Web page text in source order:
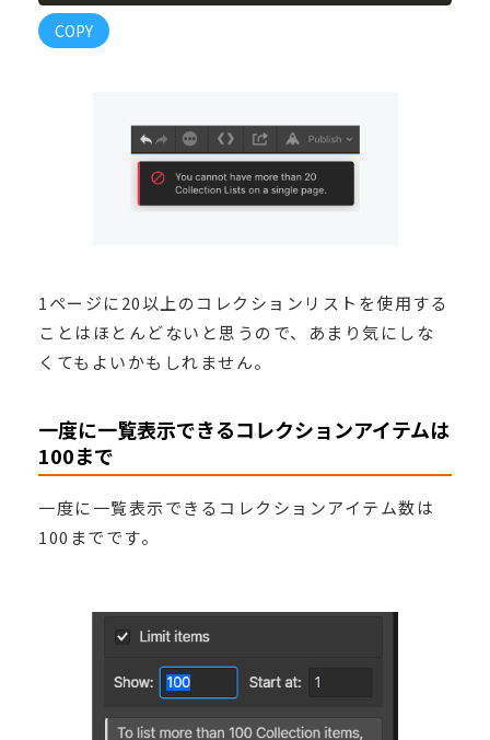
COPY
1ページに20以上のコレクションリストを使用する
ことはほとんどないと思うので、あまり気にしな
くてもよいかもしれません。
一度に一覧表示できるコレクションアイテムは
100まで
一度に一覧表示できるコレクションアイテム数は
100までです。